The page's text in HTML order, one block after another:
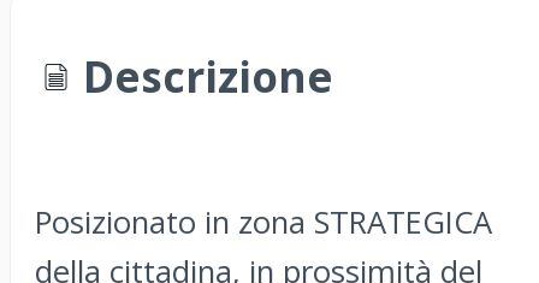
Descrizione
Posizionato in zona STRATEGICA
della cittadina, in prossimità del